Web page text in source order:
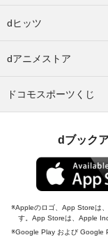
dヒッツ
dアニメストア
ドコモスポーツくじ
dブック
Appleのロゴ、App Storeは
す。App Storeは、Apple
Google Play および Google